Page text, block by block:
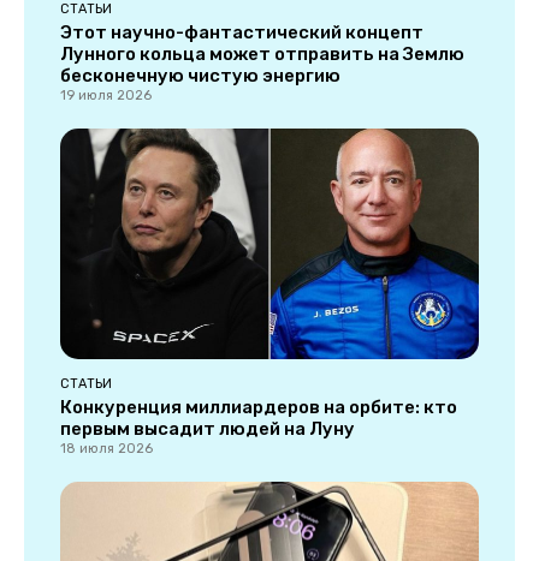
СТАТЬИ
Этот научно-фантастический концепт
Лунного кольца может отправить на Землю
бесконечную чистую энергию
19 июля 2026
СТАТЬИ
Конкуренция миллиардеров на орбите: кто
первым высадит людей на Луну
18 июля 2026